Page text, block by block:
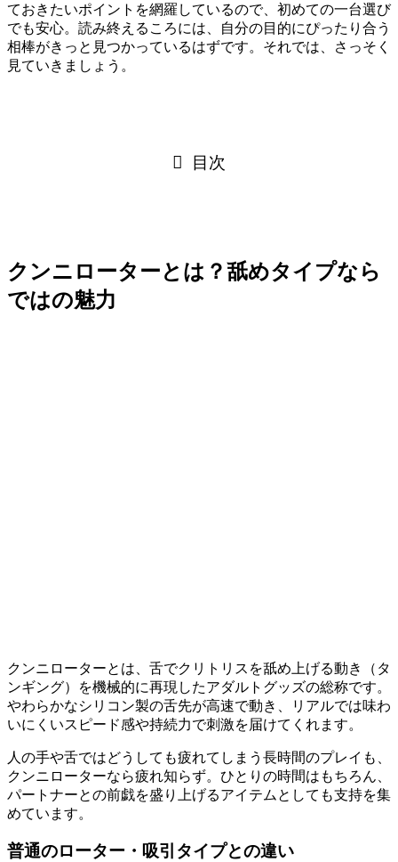
ておきたいポイントを網羅しているので、初めての一台選び
でも安心。読み終えるころには、自分の目的にぴったり合う
相棒がきっと見つかっているはずです。それでは、さっそく
見ていきましょう。
目次
クンニローターとは？舐めタイプなら
ではの魅力
クンニローターとは、舌でクリトリスを舐め上げる動き（タ
ンギング）を機械的に再現したアダルトグッズの総称です。
やわらかなシリコン製の舌先が高速で動き、リアルでは味わ
いにくいスピード感や持続力で刺激を届けてくれます。
人の手や舌ではどうしても疲れてしまう長時間のプレイも、
クンニローターなら疲れ知らず。ひとりの時間はもちろん、
パートナーとの前戯を盛り上げるアイテムとしても支持を集
めています。
普通のローター・吸引タイプとの違い